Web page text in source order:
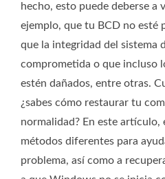
hecho, esto puede deberse a
ejemplo, que tu BCD no esté
que la integridad del sistema
comprometida o que incluso
estén dañados, entre otras.
¿sabes cómo restaurar tu
normalidad? En este artículo,
métodos diferentes para
problema, así como a